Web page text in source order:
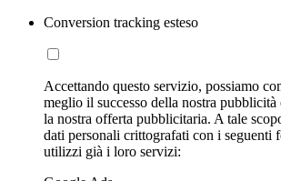
Conversion tracking esteso
Accettando questo servizio, possiamo
meglio il successo della nostra
la nostra offerta pubblicitaria. A tale
dati personali crittografati con i seguenti
utilizzi già i loro servizi: